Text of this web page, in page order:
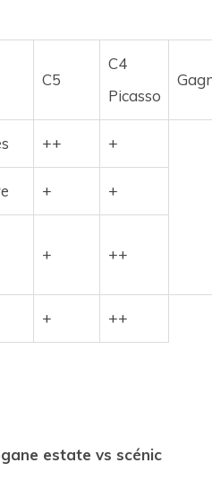
C5
C4
Picasso
++ +
+ +
+ ++
+ ++
estate vs scénic